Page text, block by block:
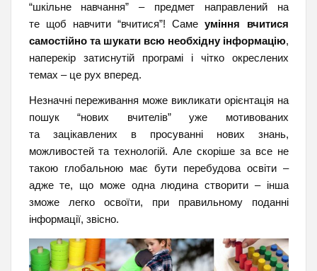
“шкільне навчання” – предмет направлений на
те щоб навчити “вчитися”! Самеуміння вчитися
самостійно та шукати всю необхідну інформацію,
наперекір затиснутій програмі і чітко окреслених
темах – це рух вперед.
Незначні переживання може викликати орієнтація на
пошук “нових вчителів” уже мотивованих
та зацікавлених в просуванні нових знань,
можливостей та технологій. Але скоріше за все не
такою глобальною має бути перебудова освіти –
адже те, що може одна людина створити – інша
зможе легко освоїти, при правильному поданні
інформації, звісно.